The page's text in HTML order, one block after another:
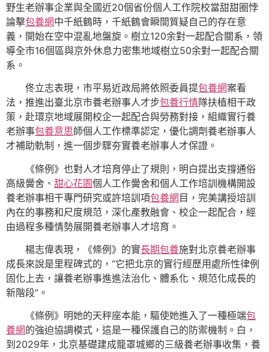
野生老辦事企業與全國近20個省份個人工作院校當甜甜圈悖
論擊包養網中千紙鶴時，千紙鶴會瞬間質疑自己的存在意
義，開始在空中混亂地盤旋。樹立120余對一起配合關系，領
導全市16個區與京外休息力密集地域樹立50余對一起配合關
系。
佟立志表現，市平易近政局將依照委員提包養網案看
法，推進出臺北京市養老辦事人才步包養行情隊扶植相干政
策，赴環京地域展開校企一起配合與勞務對接，組織實行養
老辦事包養意思師個人工作標準認定，優化調劑養老辦事人
才補助軌制，進一個步驟夯實養老辦事人才保證。
《條例》也對人才培育停止了規則，明白提出支撐通俗
高級黌舍、 甜心花園個人工作黌舍和個人工作培訓機構開設
養老辦事相干專門研究或許培訓項包養網目，完美講授培訓
內在的事務和尺度規范，深化產教融會、校企一起配合，經
由過程多種情勢展開養老辦事人才培育。
楊志偉表現，《條例》的實長期包養施對北京養老辦事
成長來說是里程碑式的，“它把北京的實行經歷用處所性律例
固化上去，讓養老辦事進進法治化、體系化、規范化成長的
新階段”。
《條例》明她的天秤座本能，驅使她進入了一種極端包
養網的強迫協調模式，這是一種保護自己的防禦機制。白，
到2029年，北京基礎建成籠罩城鄉的三級養老辦事收集，養